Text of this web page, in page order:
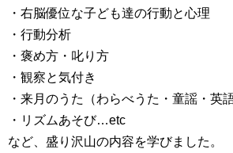
・右脳優位な子ども達の行動と心理
・行動分析
・褒め方・叱り方
・観察と気付き
・来月のうた（わらべうた・童謡・英
・リズムあそび…etc
など、盛り沢山の内容を学びました。